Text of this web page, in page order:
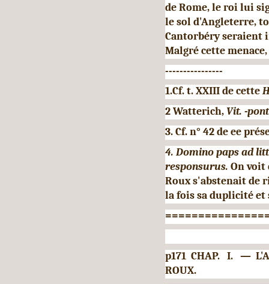
de Rome, le roi lui
le sol d'Angleterre,
Cantorbéry seraient
Malgré cette
----------------
1.Cf. t. XXIII de cette
2 Watterich, Vit. -
3. Cf. n° 42 de ee
4. Domino paps ad
responsurus. On voit
Roux s'abstenait de
la fois sa duplicité et
p171 CHAP. I. —
ROUX.